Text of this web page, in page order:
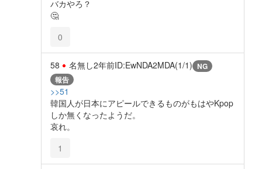
バカやろ？
🤔
0
58 名無し2年前ID:EwNDA2MDA(1/1) NG
報告
>>51
韓国人が日本にアピールできるものがもはやKpop
しか無くなったようだ。
哀れ。
1